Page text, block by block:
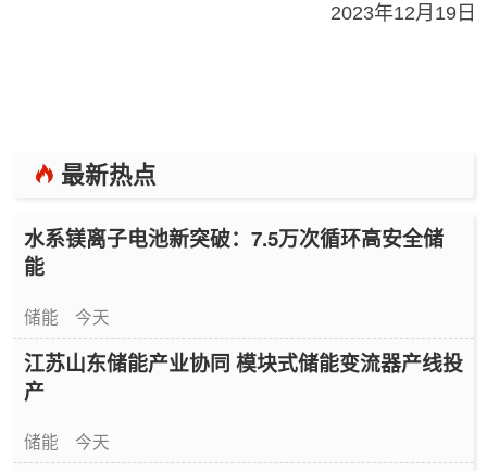
2023年12月19日
最新热点
水系镁离子电池新突破：7.5万次循环高安全储
能
储能 今天
江苏山东储能产业协同 模块式储能变流器产线投
产
储能 今天